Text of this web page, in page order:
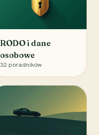
RODO i dane
osobowe
32 poradników